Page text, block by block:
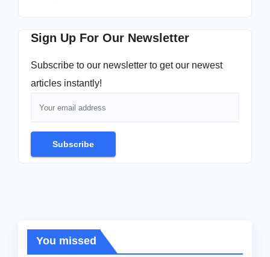
Sign Up For Our Newsletter
Subscribe to our newsletter to get our newest
articles instantly!
Subscribe
You missed